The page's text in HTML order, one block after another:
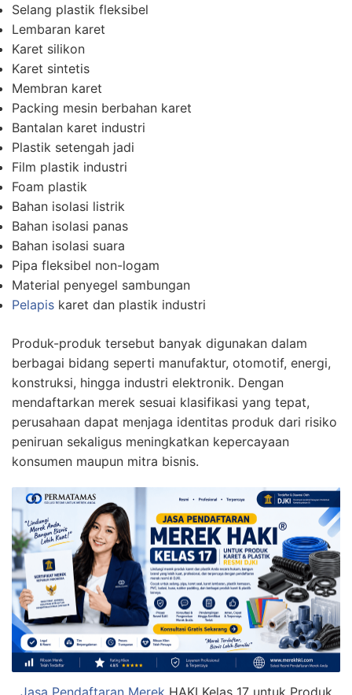
Selang plastik fleksibel
Lembaran karet
Karet silikon
Karet sintetis
Membran karet
Packing mesin berbahan karet
Bantalan karet industri
Plastik setengah jadi
Film plastik industri
Foam plastik
Bahan isolasi listrik
Bahan isolasi panas
Bahan isolasi suara
Pipa fleksibel non-logam
Material penyegel sambungan
Pelapis karet dan plastik industri
Produk-produk tersebut banyak digunakan dalam
berbagai bidang seperti manufaktur, otomotif, energi,
konstruksi, hingga industri elektronik. Dengan
mendaftarkan merek sesuai klasifikasi yang tepat,
perusahaan dapat menjaga identitas produk dari risiko
peniruan sekaligus meningkatkan kepercayaan
konsumen maupun mitra bisnis.
Jasa Pendaftaran Merek HAKI Kelas 17 untuk Produk